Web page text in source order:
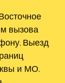
вызова
Выезд
и МО.